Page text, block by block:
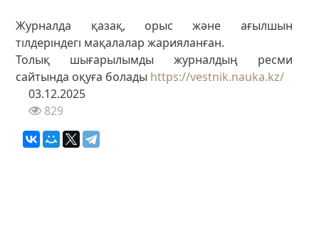
Журналда қазақ, орыс және ағылшын
тілдеріндегі мақалалар жарияланған.
Толық шығарылымды журналдың ресми
сайтында оқуға болады https://vestnik.nauka.kz/
03.12.2025
829